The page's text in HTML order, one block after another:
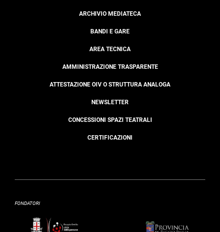
ARCHIVIO MEDIATECA
BANDI E GARE
AREA TECNICA
AMMINISTRAZIONE TRASPARENTE
ATTESTAZIONE OIV O STRUTTURA ANALOGA
NEWSLETTER
CONCESSIONI SPAZI TEATRALI
CERTIFICAZIONI
FONDATORI